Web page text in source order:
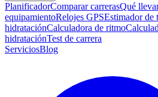
PlanificadorComparar carrerasQué
equipamientoRelojes GPSEstimador de
hidrataciónCalculadora de ritmo
hidrataciónTest de carrera
ServiciosBlog